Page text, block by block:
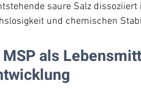
saure Salz dissoziiert
und chemischen
MSP als